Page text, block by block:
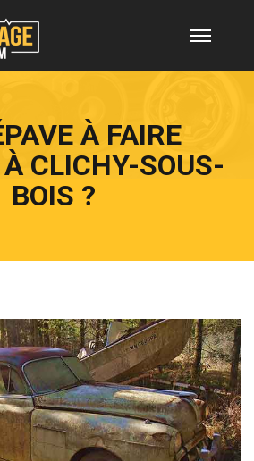
À FAIRE
CLICHY-SOUS-
BOIS ?